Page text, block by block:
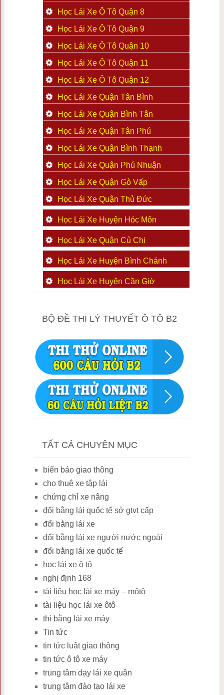
Học Lái Xe Ô Tô Quận 8
Học Lái Xe Ô Tô Quận 9
Học Lái Xe Ô Tô Quận 10
Học Lái Xe Ô Tô Quận 11
Học Lái Xe Ô Tô Quận 12
Học Lái Xe Quận Tân Bình
Học Lái Xe Quận Bình Tân
Học Lái Xe Quận Tân Phú
Học Lái Xe Quận Bình Thạnh
Học Lái Xe Quận Phú Nhuận
Học Lái Xe Quận Gò Vấp
Học Lái Xe Quận Thủ Đức
Học Lái Xe Huyện Hóc Môn
Học Lái Xe Quận Củ Chi
Học Lái Xe Huyện Bình Chánh
Học Lái Xe Huyện Cần Giờ
BỘ ĐỀ THI LÝ THUYẾT Ô TÔ B2
TẤT CẢ CHUYÊN MỤC
biển báo giao thông
cho thuê xe tập lái
chứng chỉ xe nâng
đổi bằng lái quốc tế sở gtvt cấp
đổi bằng lái xe
đổi bằng lái xe người nước ngoài
đổi bằng lái xe quốc tế
học lái xe ô tô
nghị định 168
tài liệu học lái xe máy – môtô
tài liệu học lái xe ôtô
thi bằng lái xe máy
Tin tức
tin tức luật giao thông
tin tức ô tô xe máy
trung tâm dạy lái xe quận
trung tâm đào tạo lái xe